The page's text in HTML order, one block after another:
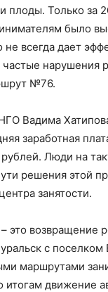
плоды. Только за
было
всегда дает
нарушения
№76.
Вадима
заработная
Люди на
решения этой
занятости.
возвращение
с поселком
маршрутами
итогам движение